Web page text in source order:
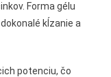
Forma gélu
kĺzanie a
potenciu, čo